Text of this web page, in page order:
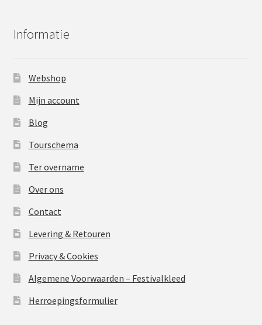
Informatie
Webshop
Mijn account
Blog
Tourschema
Ter overname
Over ons
Contact
Levering & Retouren
Privacy & Cookies
Algemene Voorwaarden – Festivalkleed
Herroepingsformulier